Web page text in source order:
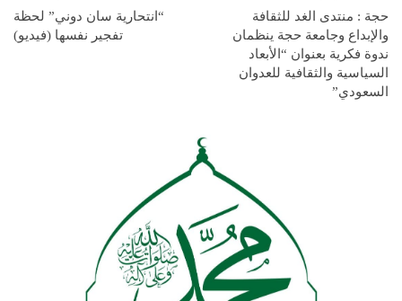
حجة : منتدى الغد للثقافة
والإبداع وجامعة حجة ينظمان
ندوة فكرية بعنوان “الأبعاد
السياسية والثقافية للعدوان
السعودي”
“انتحارية سان دوني” لحظة
تفجير نفسها (فيديو)